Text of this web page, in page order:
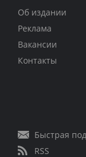
Об издании
Реклама
Вакансии
Контакты
Быстрая
RSS